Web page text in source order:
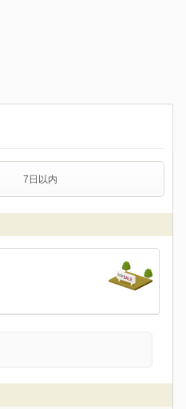
7日以内